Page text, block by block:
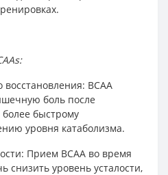
BCAA
боль после
более быстрому
уровня катаболизма.
Прием BCAA во время
снизить уровень усталости,